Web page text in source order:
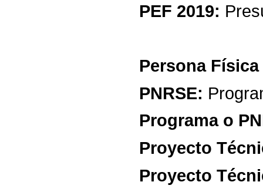
PEF 2019:
Persona Física
PNRSE:
Programa o
Proyecto
Proyecto